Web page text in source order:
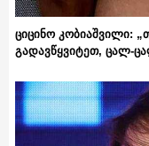
ციცინო კობიაშვილი:
გადავწყვიტეთ, ცალ-